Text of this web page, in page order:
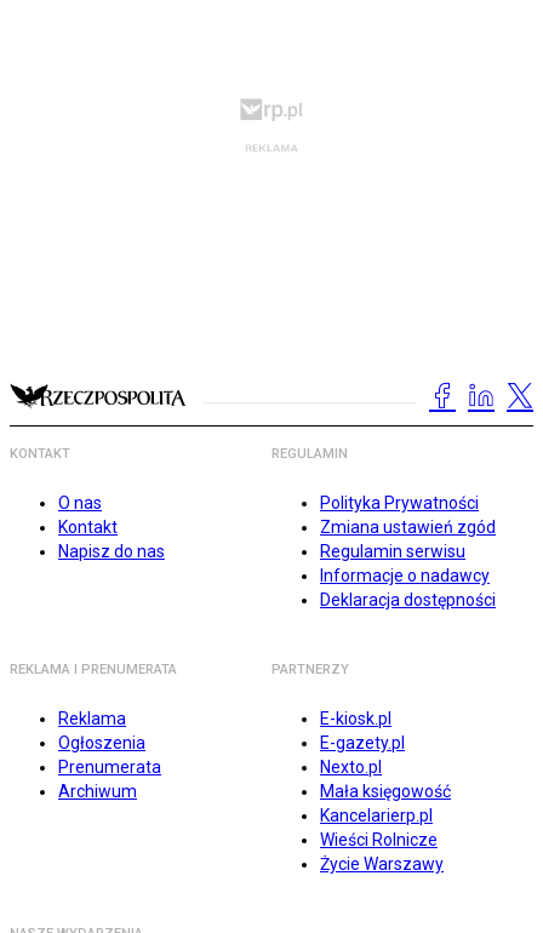
KONTAKT
O nas
Kontakt
Napisz do nas
REGULAMIN
Polityka Prywatności
Zmiana ustawień zgód
Regulamin serwisu
Informacje o nadawcy
Deklaracja dostępności
REKLAMA I PRENUMERATA
Reklama
Ogłoszenia
Prenumerata
Archiwum
PARTNERZY
E-kiosk.pl
E-gazety.pl
Nexto.pl
Mała księgowość
Kancelarierp.pl
Wieści Rolnicze
Życie Warszawy